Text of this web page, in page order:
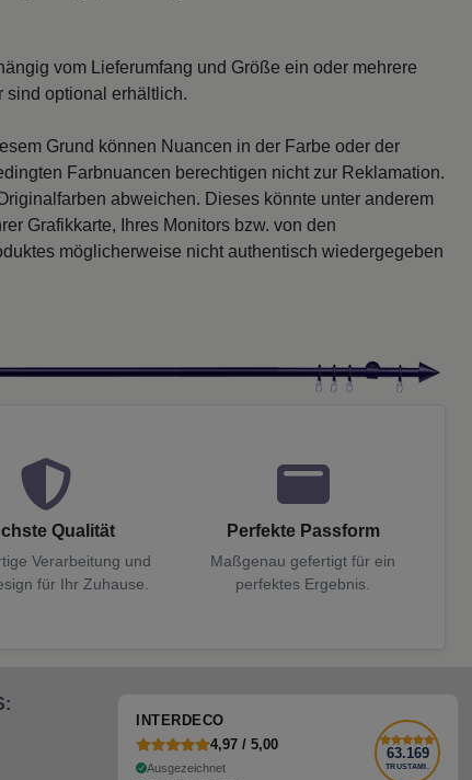
vom Lieferumfang und Größe ein oder mehrere
sind optional erhältlich.
Grund können Nuancen in der Farbe oder der
Farbnuancen berechtigen nicht zur Reklamation.
abweichen. Dieses könnte unter anderem
Grafikkarte, Ihres Monitors bzw. von den
möglicherweise nicht authentisch wiedergegeben
Qualität
Verarbeitung und
für Ihr Zuhause.
Perfekte Passform
Maßgenau gefertigt für ein
perfektes Ergebnis.
INTERDECO
4,97 / 5,00
Ausgezeichnet
63.169
TRUSTAMI.